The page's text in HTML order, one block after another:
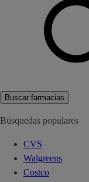
Buscar farmacias
Búsquedas populares
CVS
Walgreens
Costco